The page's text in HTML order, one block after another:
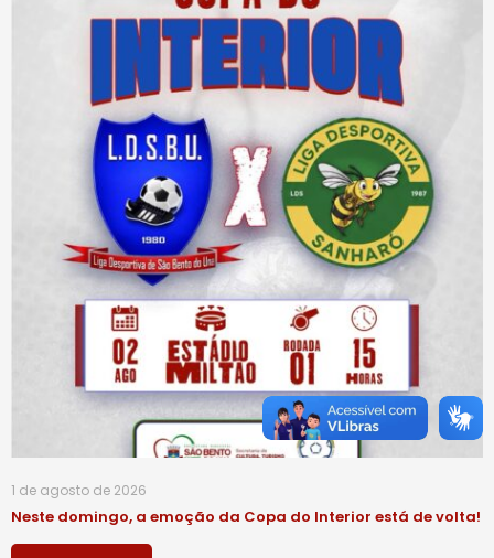
1 de agosto de 2026
Neste domingo, a emoção da Copa do Interior está de volta!